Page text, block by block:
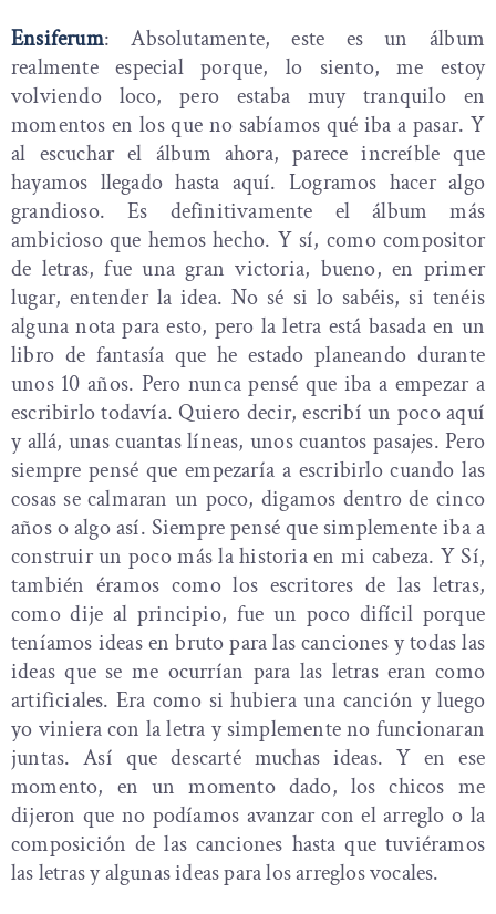
Ensiferum: Absolutamente, este es un álbum
realmente especial porque, lo siento, me estoy
volviendo loco, pero estaba muy tranquilo en
momentos en los que no sabíamos qué iba a pasar. Y
al escuchar el álbum ahora, parece increíble que
hayamos llegado hasta aquí. Logramos hacer algo
grandioso. Es definitivamente el álbum más
ambicioso que hemos hecho. Y sí, como compositor
de letras, fue una gran victoria, bueno, en primer
lugar, entender la idea. No sé si lo sabéis, si tenéis
alguna nota para esto, pero la letra está basada en un
libro de fantasía que he estado planeando durante
unos 10 años. Pero nunca pensé que iba a empezar a
escribirlo todavía. Quiero decir, escribí un poco aquí
y allá, unas cuantas líneas, unos cuantos pasajes. Pero
siempre pensé que empezaría a escribirlo cuando las
cosas se calmaran un poco, digamos dentro de cinco
años o algo así. Siempre pensé que simplemente iba a
construir un poco más la historia en mi cabeza. Y Sí,
también éramos como los escritores de las letras,
como dije al principio, fue un poco difícil porque
teníamos ideas en bruto para las canciones y todas las
ideas que se me ocurrían para las letras eran como
artificiales. Era como si hubiera una canción y luego
yo viniera con la letra y simplemente no funcionaran
juntas. Así que descarté muchas ideas. Y en ese
momento, en un momento dado, los chicos me
dijeron que no podíamos avanzar con el arreglo o la
composición de las canciones hasta que tuviéramos
las letras y algunas ideas para los arreglos vocales.